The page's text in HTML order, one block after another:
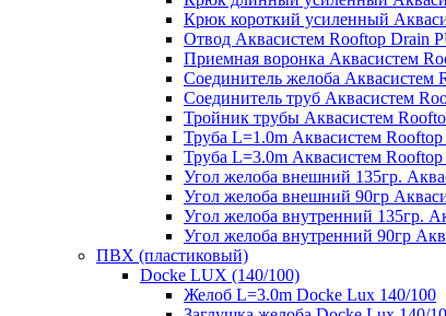
Крюк короткий усиленный
Отвод Аквасистем Rooftop Drain
Приемная воронка Аквасистем
Соединитель желоба Аквасистем
Соединитель труб Аквасистем
Тройник трубы Аквасистем
Труба L=1.0m Аквасистем
Труба L=3.0m Аквасистем
Угол желоба внешний 135гр.
Угол желоба внешний 90гр
Угол желоба внутренний 135гр.
Угол желоба внутренний 90гр
ПВХ (пластиковый)
Docke LUX (140/100)
Желоб L=3.0m Docke Lux 140/100